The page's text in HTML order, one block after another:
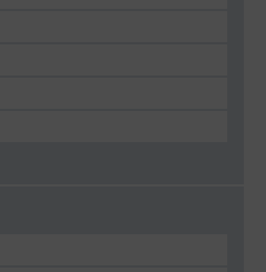
REH..